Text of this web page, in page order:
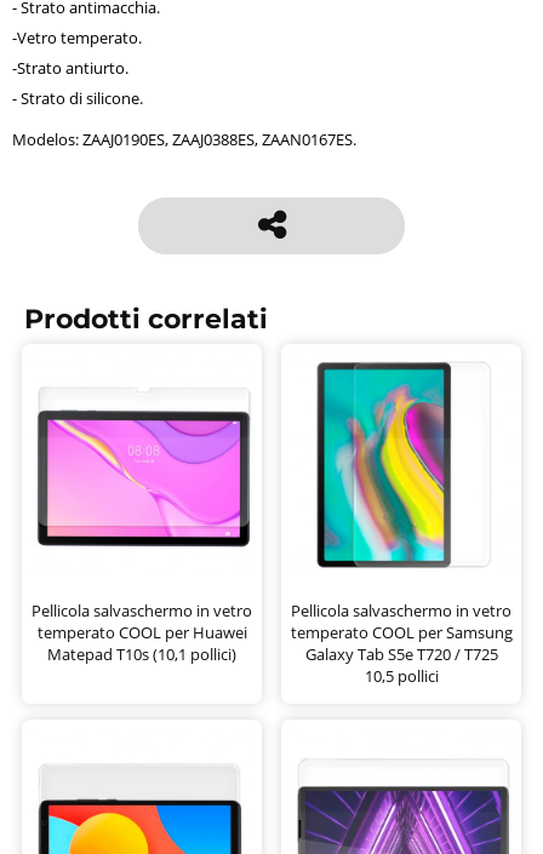
- Strato antimacchia.
-Vetro temperato.
-Strato antiurto.
- Strato di silicone.
Modelos:ZAAJ0190ES,ZAAJ0388ES, ZAAN0167ES.
Prodotti correlati
Pellicola salvaschermo in vetro
temperato COOL per Huawei
Matepad T10s (10,1 pollici)
Pellicola salvaschermo in vetro
temperato COOL per Samsung
Galaxy Tab S5e T720 / T725
10,5 pollici